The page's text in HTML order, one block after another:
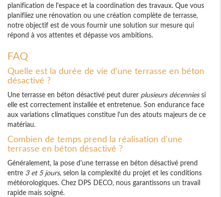
planification de l'espace et la coordination des travaux. Que vous
planifiiez une rénovation ou une création complète de terrasse,
notre objectif est de vous fournir une solution sur mesure qui
répond à vos attentes et dépasse vos ambitions.
FAQ
Quelle est la durée de vie d'une terrasse en béton
désactivé ?
Une terrasse en béton désactivé peut durer plusieurs décenniessi
elle est correctement installée et entretenue. Son endurance face
aux variations climatiques constitue l'un des atouts majeurs de ce
matériau.
Combien de temps prend la réalisation d'une
terrasse en béton désactivé ?
Généralement, la pose d'une terrasse en béton désactivé prend
entre 3 et 5 jours, selon la complexité du projet et les conditions
météorologiques. Chez DPS DECO, nous garantissons un travail
rapide mais soigné.